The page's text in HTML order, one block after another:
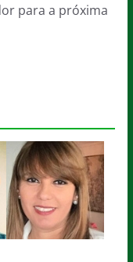
para a próxima